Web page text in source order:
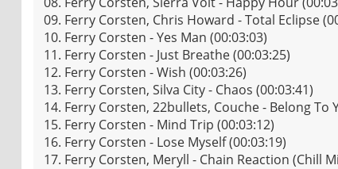
09. Ferry Corsten, Chris Howard - Total Eclipse
10. Ferry Corsten - Yes Man (00:03:03)
11. Ferry Corsten - Just Breathe (00:03:25)
12. Ferry Corsten - Wish (00:03:26)
13. Ferry Corsten, Silva City - Chaos (00:03:41)
14. Ferry Corsten, 22bullets, Couche - Belong To
15. Ferry Corsten - Mind Trip (00:03:12)
16. Ferry Corsten - Lose Myself (00:03:19)
17. Ferry Corsten, Meryll - Chain Reaction (Chill